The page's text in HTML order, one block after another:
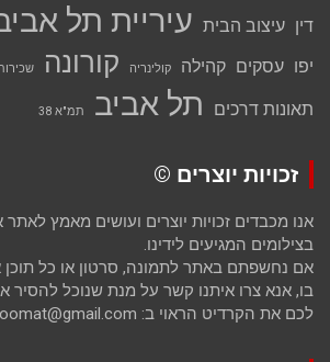
דין עיצוב הבית עיריית תל
יפו עסקים קהילה קולינריה קורונה
תאונות דרכים תל אביב תמ"א 38
זכויות יוצרים ©
אנו מכבדים זכויות יוצרים ועושים מאמץ לאתר
בצילומים המגיעים לידינו.
אם נחשפתם באתר לתמונה, סרטון או כל תוכן
בו, אנא צרו איתנו קשר על מנת שנוכל להסיר
לכם את הקרדיט הראוי ב: avihai.zoomat@gmail.com